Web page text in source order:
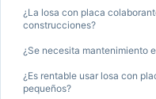
¿La losa con placa
construcciones?
¿Se necesita mantenimiento
¿Es rentable usar losa con
pequeños?